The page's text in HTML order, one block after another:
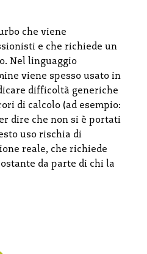
che viene
e che richiede un
Nel linguaggio
viene spesso usato in
difficoltà generiche
di calcolo (ad esempio:
dire che non si è portati
uso rischia di
reale, che richiede
da parte di chi la